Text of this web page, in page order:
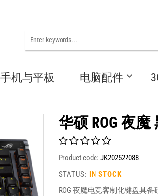
手机与平板 电脑配件
华硕 ROG 夜魔
Product code: JK202522088
STATUS: IN STOCK
ROG 夜魔电竞客制化键盘具